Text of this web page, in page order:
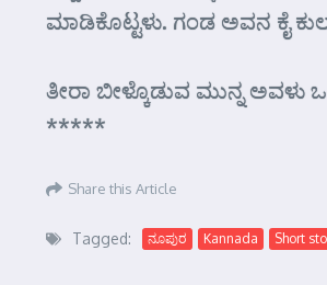
ಮಾಡಿಕೊಟ್ಟಳು. ಗಂಡ ಅವನ ಕೈ
ತೀರಾ ಬೀಳ್ಕೊಡುವ ಮುನ್ನ
*****
Share this Article
Tagged: ನೂಪುರ Kannada Short